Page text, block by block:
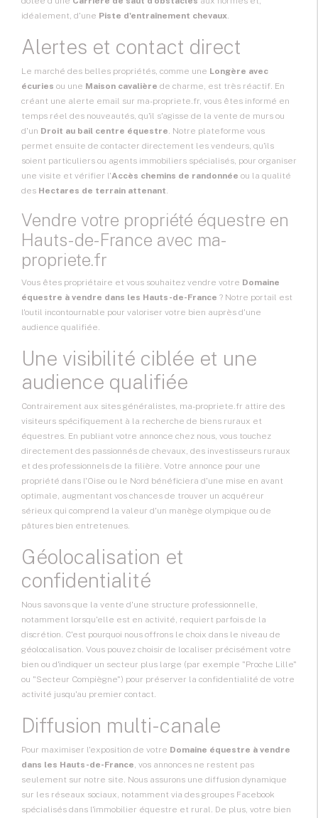
idéalement, d'une Piste d'entraînement chevaux.
Alertes et contact direct
Le marché des belles propriétés, comme une Longère avec
écuries ou une Maison cavalière de charme, est très réactif. En
créant une alerte email sur ma-propriete.fr, vous êtes informé en
temps réel des nouveautés, qu'il s'agisse de la vente de murs ou
d'un Droit au bail centre équestre. Notre plateforme vous
permet ensuite de contacter directement les vendeurs, qu'ils
soient particuliers ou agents immobiliers spécialisés, pour organiser
une visite et vérifier l'Accès chemins de randonnée ou la qualité
des Hectares de terrain attenant.
Vendre votre propriété équestre en
Hauts-de-France avec ma-
propriete.fr
Vous êtes propriétaire et vous souhaitez vendre votre Domaine
équestre à vendre dans les Hauts-de-France ? Notre portail est
l'outil incontournable pour valoriser votre bien auprès d'une
audience qualifiée.
Une visibilité ciblée et une
audience qualifiée
Contrairement aux sites généralistes, ma-propriete.fr attire des
visiteurs spécifiquement à la recherche de biens ruraux et
équestres. En publiant votre annonce chez nous, vous touchez
directement des passionnés de chevaux, des investisseurs ruraux
et des professionnels de la filière. Votre annonce pour une
propriété dans l'Oise ou le Nord bénéficiera d'une mise en avant
optimale, augmentant vos chances de trouver un acquéreur
sérieux qui comprend la valeur d'un manège olympique ou de
pâtures bien entretenues.
Géolocalisation et
confidentialité
Nous savons que la vente d'une structure professionnelle,
notamment lorsqu'elle est en activité, requiert parfois de la
discrétion. C'est pourquoi nous offrons le choix dans le niveau de
géolocalisation. Vous pouvez choisir de localiser précisément votre
bien ou d'indiquer un secteur plus large (par exemple "Proche Lille"
ou "Secteur Compiègne") pour préserver la confidentialité de votre
activité jusqu'au premier contact.
Diffusion multi-canale
Pour maximiser l'exposition de votre Domaine équestre à vendre
dans les Hauts-de-France, vos annonces ne restent pas
seulement sur notre site. Nous assurons une diffusion dynamique
sur les réseaux sociaux, notamment via des groupes Facebook
spécialisés dans l'immobilier équestre et rural. De plus, votre bien